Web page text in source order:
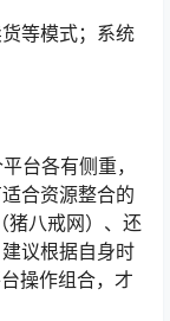
等模式；系统
台各有侧重，
合资源整合的
猪八戒网）、还
议根据自身时
操作组合，才